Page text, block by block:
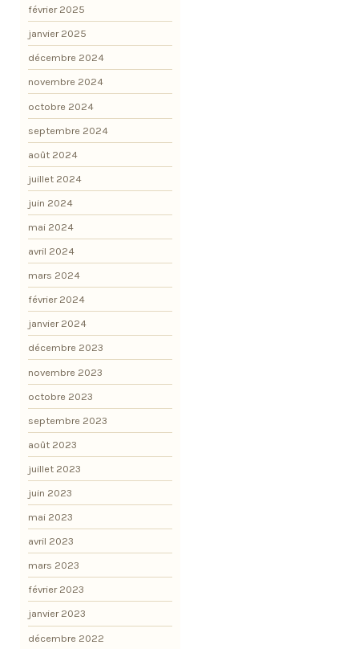
février 2025
janvier 2025
décembre 2024
novembre 2024
octobre 2024
septembre 2024
août 2024
juillet 2024
juin 2024
mai 2024
avril 2024
mars 2024
février 2024
janvier 2024
décembre 2023
novembre 2023
octobre 2023
septembre 2023
août 2023
juillet 2023
juin 2023
mai 2023
avril 2023
mars 2023
février 2023
janvier 2023
décembre 2022